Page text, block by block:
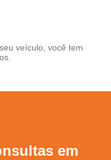
veículo, você tem
em